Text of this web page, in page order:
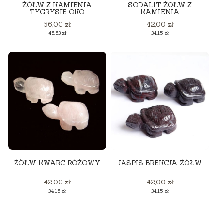
ŻÓŁW Z KAMIENIA
TYGRYSIE OKO
Cena
56,00 zł
Cena
45,53 zł
SODALIT ŻÓŁW Z
KAMIENIA
Cena
42,00 zł
Cena
34,15 zł
ŻÓŁW KWARC RÓŻOWY
Cena
42,00 zł
Cena
34,15 zł
JASPIS BREKCJA ŻÓŁW
Cena
42,00 zł
Cena
34,15 zł